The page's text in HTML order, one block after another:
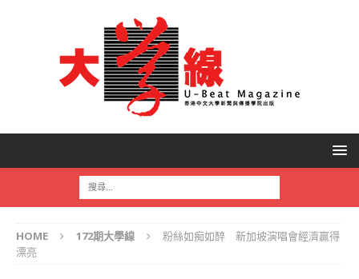
HOME 172期大學線
粉絲如痴如醉 新加坡演唱會經濟贏得
漂亮